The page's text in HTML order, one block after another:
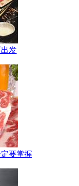
发
要掌握